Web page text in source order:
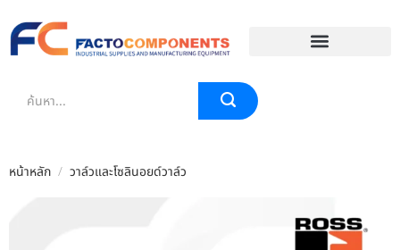
หน้าหลัก / วาล์วและโซลินอยด์วาล์ว